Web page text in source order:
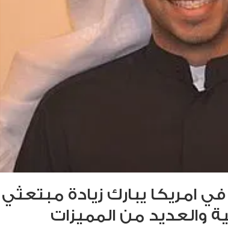
امريكا يبارك زيادة مبتعثي
والعديد من المميزات